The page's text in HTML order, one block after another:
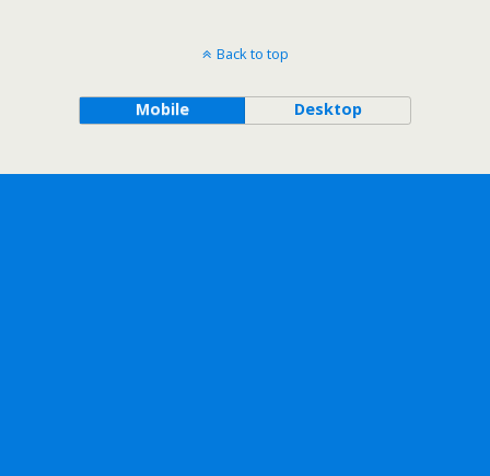
Back to top
Mobile Desktop